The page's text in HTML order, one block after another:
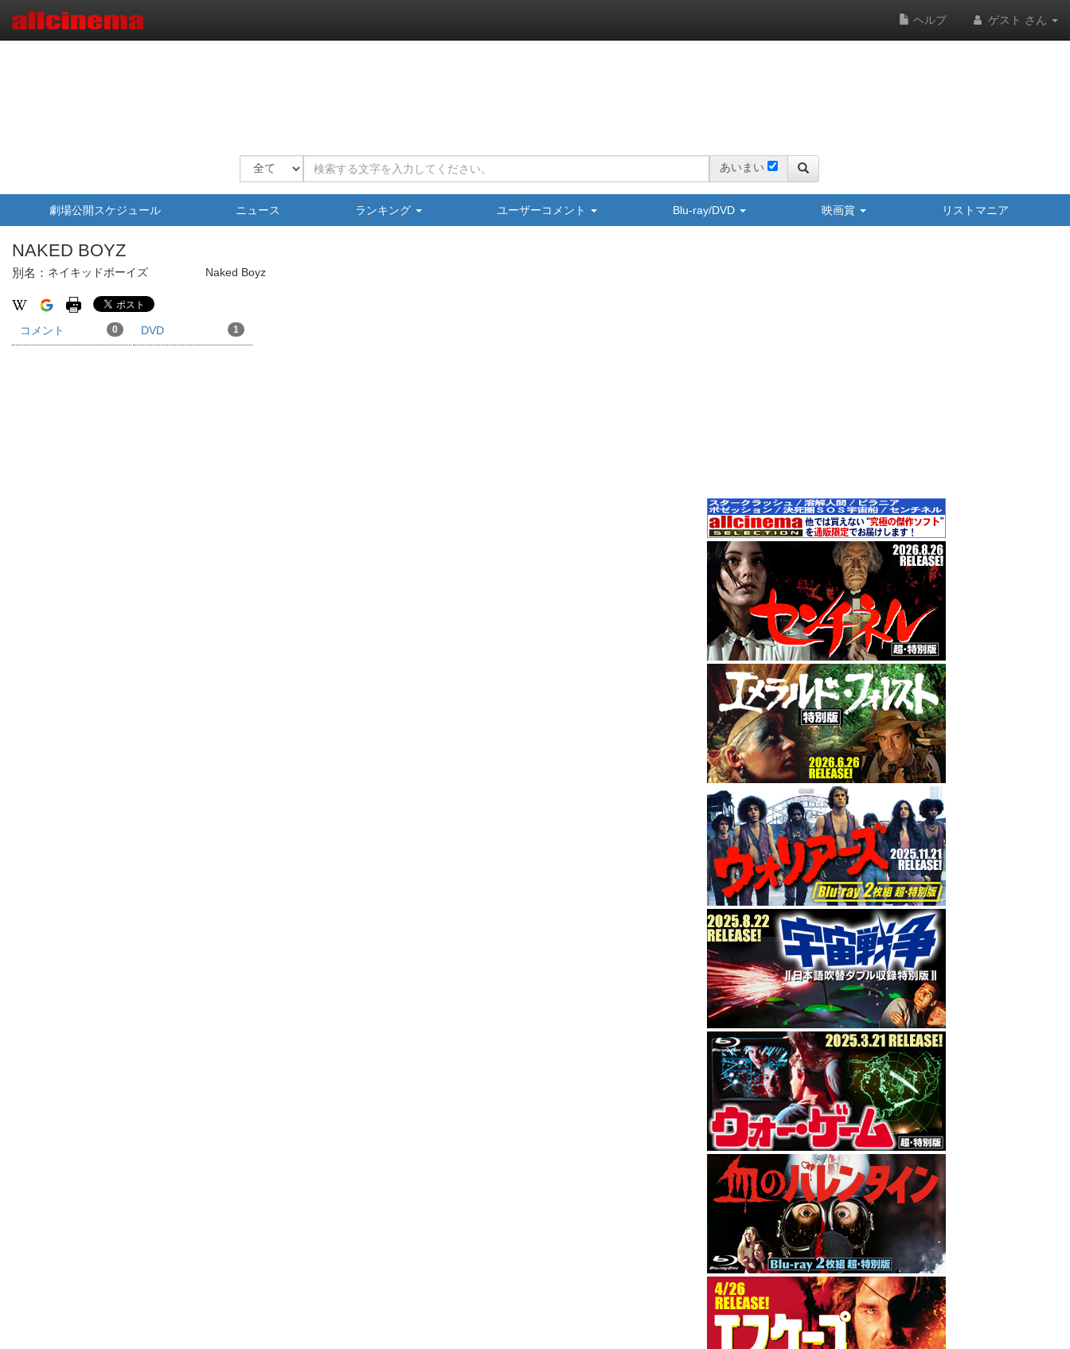
ヘルプ ゲスト さん
あいまい
劇場公開スケジュール ニュース ランキング ユーザーコメント Blu-ray/DVD 映画賞 リストマニア
NAKED BOYZ
別名： ネイキッドボーイズ Naked Boyz
コメント 0 DVD 1